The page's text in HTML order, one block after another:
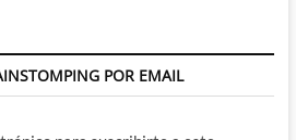
POR EMAIL